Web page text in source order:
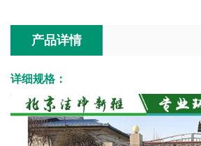
产品详情
详细规格：